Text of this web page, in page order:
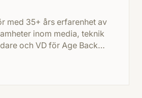
med 35+ års erfarenhet av
inom media, teknik
och VD för Age Back
på stamceller, exosomer